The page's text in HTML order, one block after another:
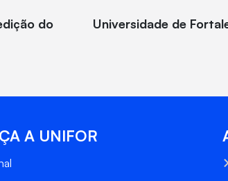
do
Universidade de
A UNIFOR